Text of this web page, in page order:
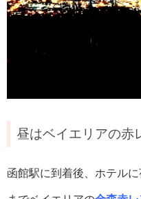
昼はベイエリアの赤
函館駅に到着後、ホテル